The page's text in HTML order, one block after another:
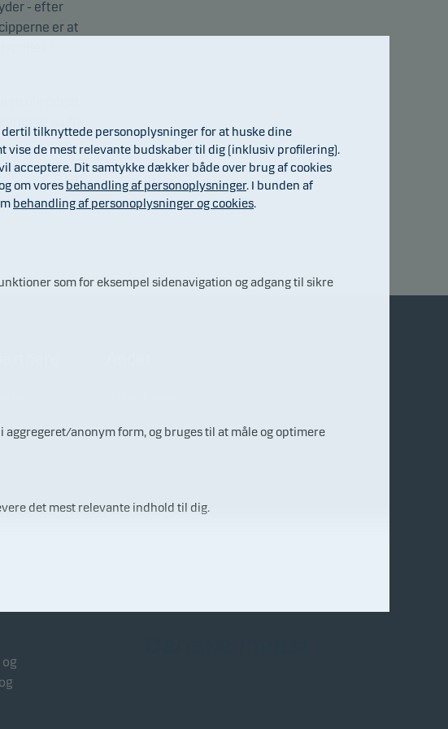
- efter
er at
dig noget.
tilknyttede personoplysninger for at huske dine
vise de mest relevante budskaber til dig (inklusiv profilering).
acceptere. Dit samtykke dækker både over brug af cookies
om vores behandling af personoplysninger. I bunden af
behandling af personoplysninger og cookies.
som for eksempel sidenavigation og adgang til sikre
anonym form, og bruges til at måle og optimere
det mest relevante indhold til dig.